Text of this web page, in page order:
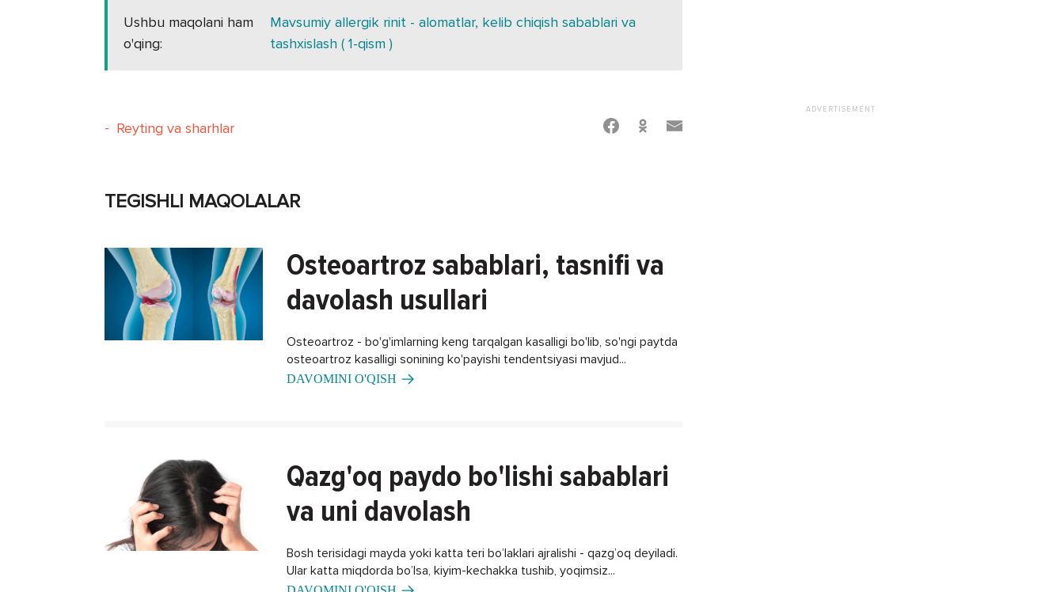
Ushbu maqolani ham
o'qing:
Mavsumiy allergik rinit - alomatlar, kelib chiqish sabablari va
tashxislash ( 1-qism )
- Reyting va sharhlar
TEGISHLI MAQOLALAR
Osteoartroz sabablari, tasnifi va
davolash usullari
Osteoartroz - bo'g'imlarning keng tarqalgan kasalligi bo'lib, so'ngi paytda
osteoartroz kasalligi sonining ko'payishi tendentsiyasi mavjud...
DAVOMINI O'QISH
Qazg'oq paydo bo'lishi sabablari
va uni davolash
Bosh terisidagi mayda yoki katta teri bo’laklari ajralishi - qazg’oq deyiladi.
Ular katta miqdorda bo’lsa, kiyim-kechakka tushib, yoqimsiz...